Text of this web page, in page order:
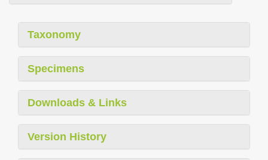
Taxonomy
Specimens
Downloads & Links
Version History